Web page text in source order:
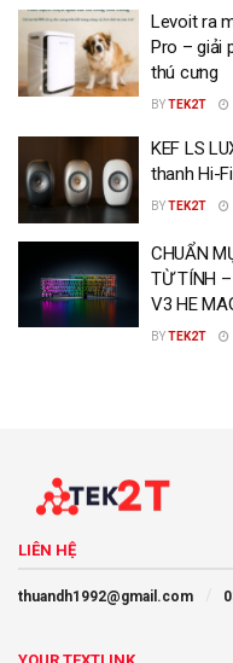
Levoit ra
Pro – giải
thú cưng
BYTEK2T
KEF LS
thanh Hi-
BYTEK2T
CHUẨN
TỪ TÍNH
V3 HE
BYTEK2T
LIÊN HỆ
thuandh1992@gmail.com